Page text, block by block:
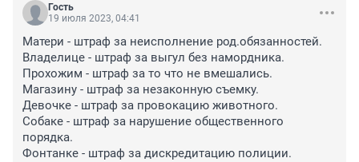
Гость
19 июля 2023, 04:41
Матери - штраф за неисполнение род.обязанностей.
Владелице - штраф за выгул без намордника.
Прохожим - штраф за то что не вмешались.
Магазину - штраф за незаконную съемку.
Девочке - штраф за провокацию животного.
Собаке - штраф за нарушение общественного
порядка.
Фонтанке - штраф за дискредитацию полиции.